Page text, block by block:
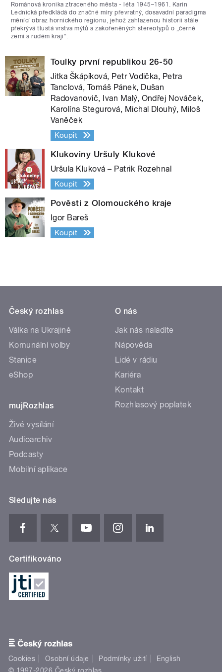
Románová kronika ztraceného města - léta 1945–1961. Karin
Lednická předkládá do značné míry převratný, dosavadní paradigma
měnící obraz hornického regionu, jehož zahlazenou historii stále
překrývá tlustá vrstva mýtů a zakořeněných stereotypů o „černé
zemi a rudém kraji“.
Toulky první republikou 26-50
Jitka Škápíková, Petr Vodička, Petra
Tanclová, Tomáš Pánek, Dušan
Radovanovič, Ivan Malý, Ondřej Nováček,
Karolína Stegurová, Michal Dlouhý, Miloš
Vaněček
Koupit
Klukoviny Uršuly Klukové
Uršula Kluková – Patrik Rozehnal
Koupit
Pověsti z Olomouckého kraje
Igor Bareš
Koupit
Český rozhlas
Válka na Ukrajině
Komunální volby
Stanice
eShop
mujRozhlas
Živé vysílání
Audioarchiv
Podcasty
Mobilní aplikace
O nás
Jak nás naladíte
Nápověda
Lidé v rádiu
Kariéra
Kontakt
Rozhlasový poplatek
Sledujte nás
Certifikováno
Cookies Osobní údaje Podmínky užití
English